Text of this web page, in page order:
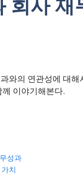
와의 연관성에 대
이야기해본다.
성과
치